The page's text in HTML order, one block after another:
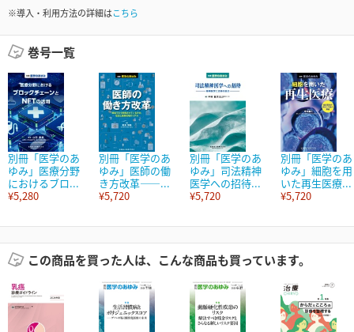
※導入・利用方法の詳細はこちら
巻号一覧
別冊「医学のあ
ゆみ」医療分野
におけるブロ...
¥5,280
別冊「医学のあ
ゆみ」医師の働
き方改革――...
¥5,720
別冊「医学のあ
ゆみ」司法精神
医学への招待...
¥5,720
別冊「医学のあ
ゆみ」細胞を用
いた再生医療...
¥5,720
この商品を買った人は、こんな商品も買っています。